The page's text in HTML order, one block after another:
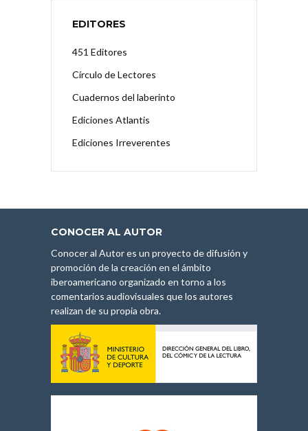
EDITORES
451 Editores
Círculo de Lectores
Cuadernos del laberinto
Ediciones Atlantis
Ediciones Irreverentes
CONOCER AL AUTOR
Conocer al Autor es un proyecto de difusión y
promoción de la creación en el ámbito
iberoamericano organizado en torno a los
comentarios audiovisuales que los autores
realizan de su propia obra.